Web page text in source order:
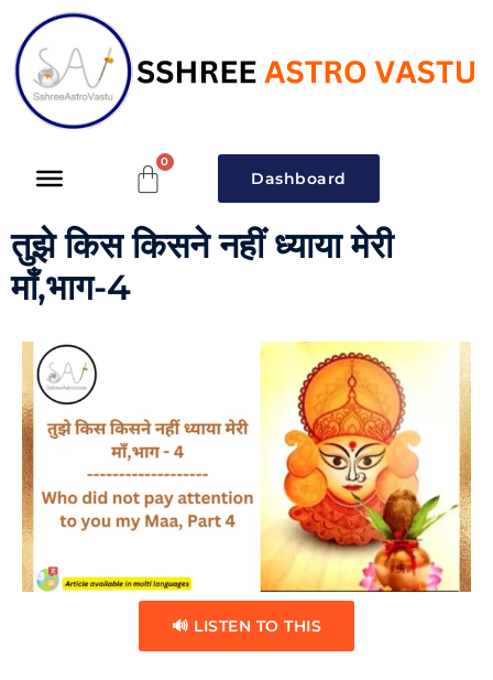
Dashboard
तुझे किस किसने नहीं ध्याया मेरी
माँ,भाग-4
🔊 LISTEN TO THIS